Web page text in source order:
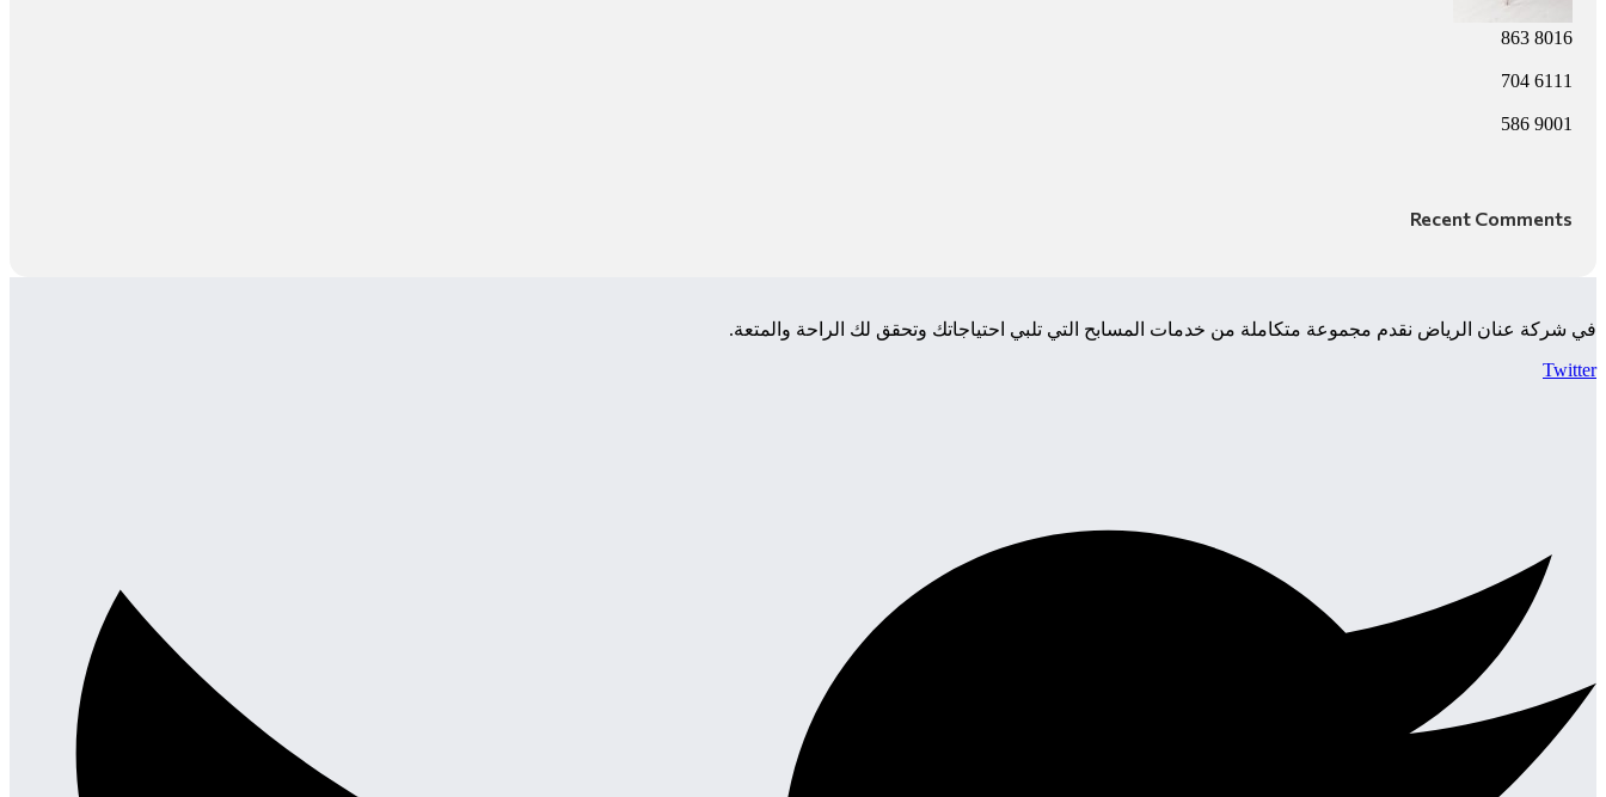
8016
863
6111
704
9001
586
Recent Comments
في شركة عنان الرياض نقدم مجموعة متكاملة من خدمات المسابح التي تلبي احتياجاتك وتحقق لك الراحة والمتعة.
Twitter